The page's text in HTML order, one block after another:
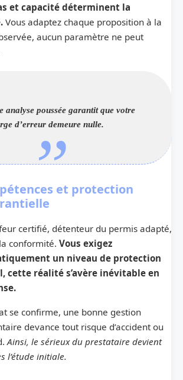
et capacité déterminent la
Vous adaptez chaque proposition à la
aucun paramètre ne peut
analyse poussée garantit que votre
d’erreur demeure nulle.
et protection
certifié, détenteur du permis adapté,
conformité. Vous exigez
un niveau de protection
cette réalité s’avère inévitable en
se confirme, une bonne gestion
devance tout risque d’accident ou
Ainsi, le sérieux du prestataire devient
l’étude initiale.